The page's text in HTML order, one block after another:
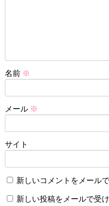
名前 ※
メール ※
サイト
新しいコメントをメール
新しい投稿をメールで受